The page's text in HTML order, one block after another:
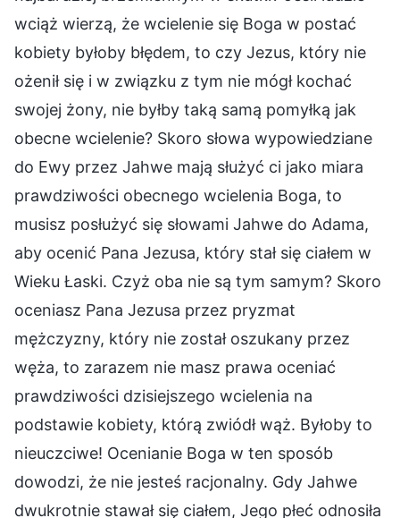
wciąż wierzą, że wcielenie się Boga w postać
kobiety byłoby błędem, to czy Jezus, który nie
ożenił się i w związku z tym nie mógł kochać
swojej żony, nie byłby taką samą pomyłką jak
obecne wcielenie? Skoro słowa wypowiedziane
do Ewy przez Jahwe mają służyć ci jako miara
prawdziwości obecnego wcielenia Boga, to
musisz posłużyć się słowami Jahwe do Adama,
aby ocenić Pana Jezusa, który stał się ciałem w
Wieku Łaski. Czyż oba nie są tym samym? Skoro
oceniasz Pana Jezusa przez pryzmat
mężczyzny, który nie został oszukany przez
węża, to zarazem nie masz prawa oceniać
prawdziwości dzisiejszego wcielenia na
podstawie kobiety, którą zwiódł wąż. Byłoby to
nieuczciwe! Ocenianie Boga w ten sposób
dowodzi, że nie jesteś racjonalny. Gdy Jahwe
dwukrotnie stawał się ciałem, Jego płeć odnosiła